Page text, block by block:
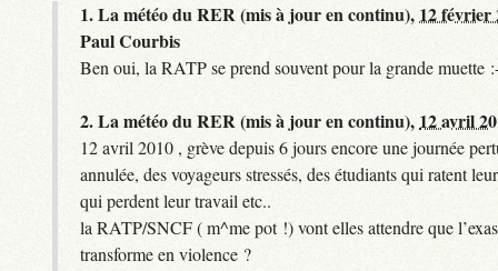
1.La météo du RER (mis à jour en continu), 12 février
Paul Courbis
Ben oui, la RATP se prend souvent pour la grande muette
2.La météo du RER (mis à jour en continu), 12 avril
12 avril 2010 , grève depuis 6 jours encore une journée
annulée, des voyageurs stressés, des étudiants qui ratent
qui perdent leur travail etc..
la RATP/SNCF ( m^me pot !) vont elles attendre que
transforme en violence ?